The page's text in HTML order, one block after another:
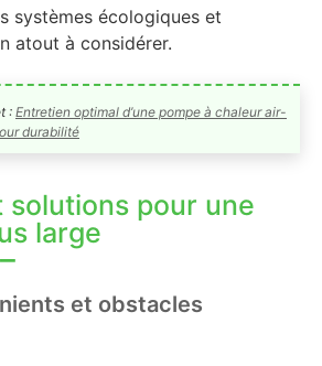
systèmes écologiques et
atout à considérer.
: Entretien optimal d’une pompe à chaleur air-
durabilité
solutions pour une
large
et obstacles